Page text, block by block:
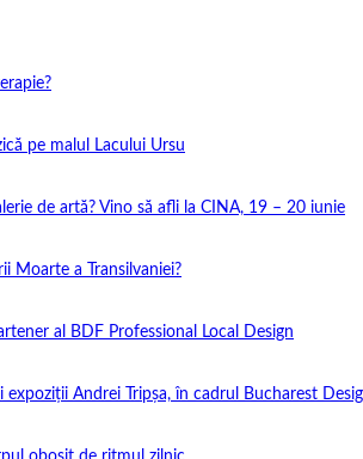
pe malul Lacului Ursu
de artă? Vino să afli la CINA, 19 – 20 iunie
Moarte a Transilvaniei?
al BDF Professional Local Design
Andrei Tripșa, în cadrul Bucharest